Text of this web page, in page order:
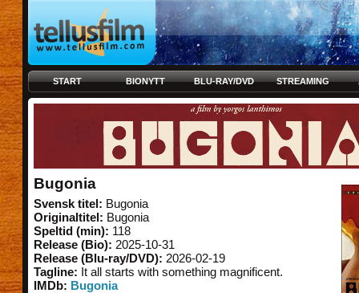
START BIONYTT BLU-RAY/DVD STREAMING
Bugonia
Svensk titel: Bugonia
Originaltitel: Bugonia
Speltid (min): 118
Release (Bio): 2025-10-31
Release (Blu-ray/DVD): 2026-02-19
Tagline: It all starts with something magnificent.
IMDb: Bugonia